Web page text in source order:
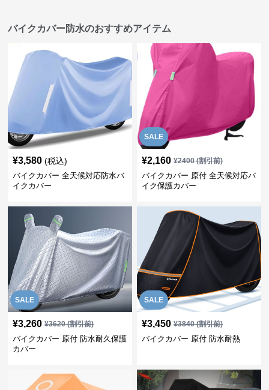
バイクカバー防水のおすすめアイテム
¥3,580 (税込)
バイクカバー 全天候対応防水バ
イクカバー
SALE
¥2,160 ¥2400(割引前)
バイクカバー 原付 全天候対応バ
イク保護カバー
SALE
¥3,260 ¥3620(割引前)
バイクカバー 原付 防水耐久保護
カバー
SALE
¥3,450 ¥3840(割引前)
バイクカバー 原付 防水耐熱